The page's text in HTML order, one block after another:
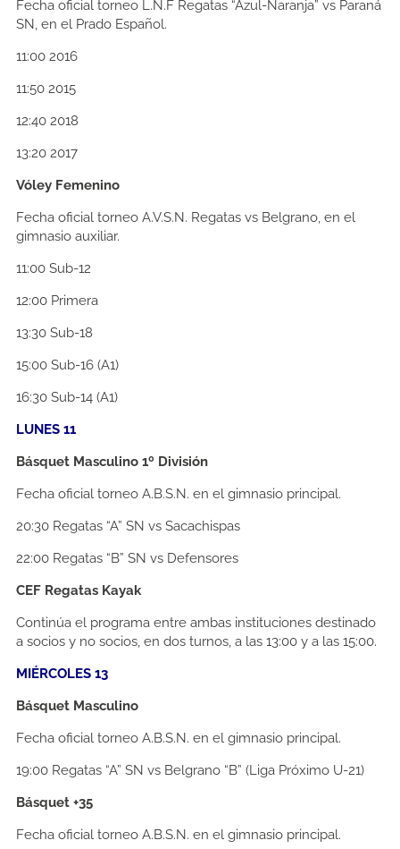
Fecha oficial torneo L.N.F Regatas “Azul-Naranja” vs Paraná
SN, en el Prado Español.
11:00 2016
11:50 2015
12:40 2018
13:20 2017
Vóley Femenino
Fecha oficial torneo A.V.S.N. Regatas vs Belgrano, en el
gimnasio auxiliar.
11:00 Sub-12
12:00 Primera
13:30 Sub-18
15:00 Sub-16 (A1)
16:30 Sub-14 (A1)
LUNES 11
Básquet Masculino 1º División
Fecha oficial torneo A.B.S.N. en el gimnasio principal.
20:30 Regatas “A” SN vs Sacachispas
22:00 Regatas “B” SN vs Defensores
CEF Regatas Kayak
Continúa el programa entre ambas instituciones destinado
a socios y no socios, en dos turnos, a las 13:00 y a las 15:00.
MIÉRCOLES 13
Básquet Masculino
Fecha oficial torneo A.B.S.N. en el gimnasio principal.
19:00 Regatas “A” SN vs Belgrano “B” (Liga Próximo U-21)
Básquet +35
Fecha oficial torneo A.B.S.N. en el gimnasio principal.